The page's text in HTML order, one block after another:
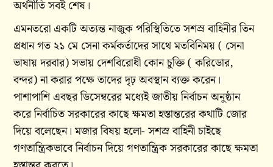
অর্থনীতি সবই শেষ।
এমনতরো একটি অত্যন্ত নাজুক পরিস্থিতিতে সশস্র বাহিনীর তিন
প্রধান গত ২১ মে সেনা কর্মকর্তাদের সাথে মতবিনিময় ( সেনা
ভাষায় দরবার) সভায় দেশবিরোধী কোন চুক্তি ( করিডোর,
বন্দর) না করার পক্ষে তাদের দৃঢ় অবস্থান ব্যক্ত করেন।
পাশাপাশি এবছর ডিসেম্বরের মধ্যেই জাতীয় নির্বাচন অনুষ্ঠান
করে নির্বাচিত সরকারের কাছে ক্ষমতা হস্তান্তরের কথাটি জোর
দিয়ে বলেছেন। মজার বিষয় হলো- সশস্র বাহিনী চাইছে
গণতান্ত্রিকভাবে নির্বাচন দিয়ে গণতান্ত্রিক সরকারের কাছে ক্ষমতা